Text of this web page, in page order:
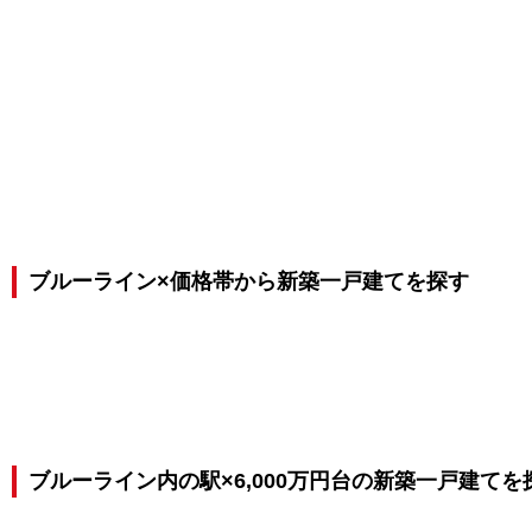
ブルーライン×価格帯から新築一戸建てを探す
ブルーライン内の駅×6,000万円台の新築一戸建てを